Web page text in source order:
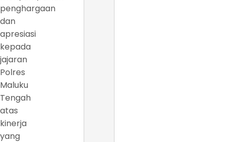
penghargaan
dan
apresiasi
kepada
jajaran
Polres
Maluku
Tengah
atas
kinerja
yang